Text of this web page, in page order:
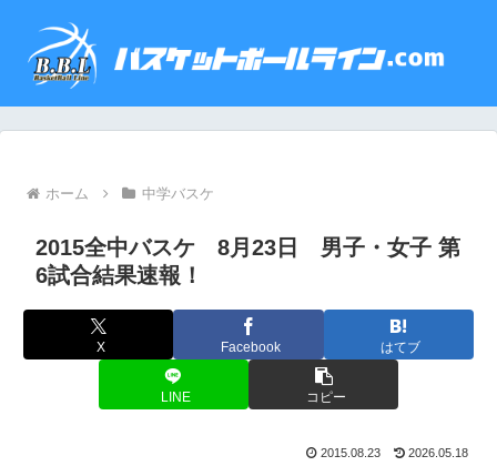
ホーム 中学バスケ
2015全中バスケ 8月23日 男子・女子 第
6試合結果速報！
X Facebook はてブ
LINE コピー
2015.08.23 2026.05.18